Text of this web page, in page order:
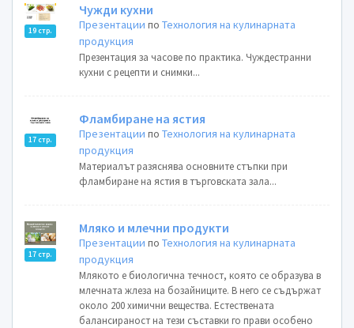
19 стр.
Чужди кухни
Презентации поТехнология на кулинарната
продукция
Презентация за часове по практика. Чуждестранни
кухни с рецепти и снимки...
17 стр.
Фламбиране на ястия
Презентации поТехнология на кулинарната
продукция
Материалът разяснява основните стъпки при
фламбиране на ястия в търговската зала...
17 стр.
Мляко и млечни продукти
Презентации поТехнология на кулинарната
продукция
Млякото е биологична течност, която се образува в
млечната жлеза на бозайниците. В него се съдържат
около 200 химични вещества. Естествената
балансираност на тези съставки го прави особено